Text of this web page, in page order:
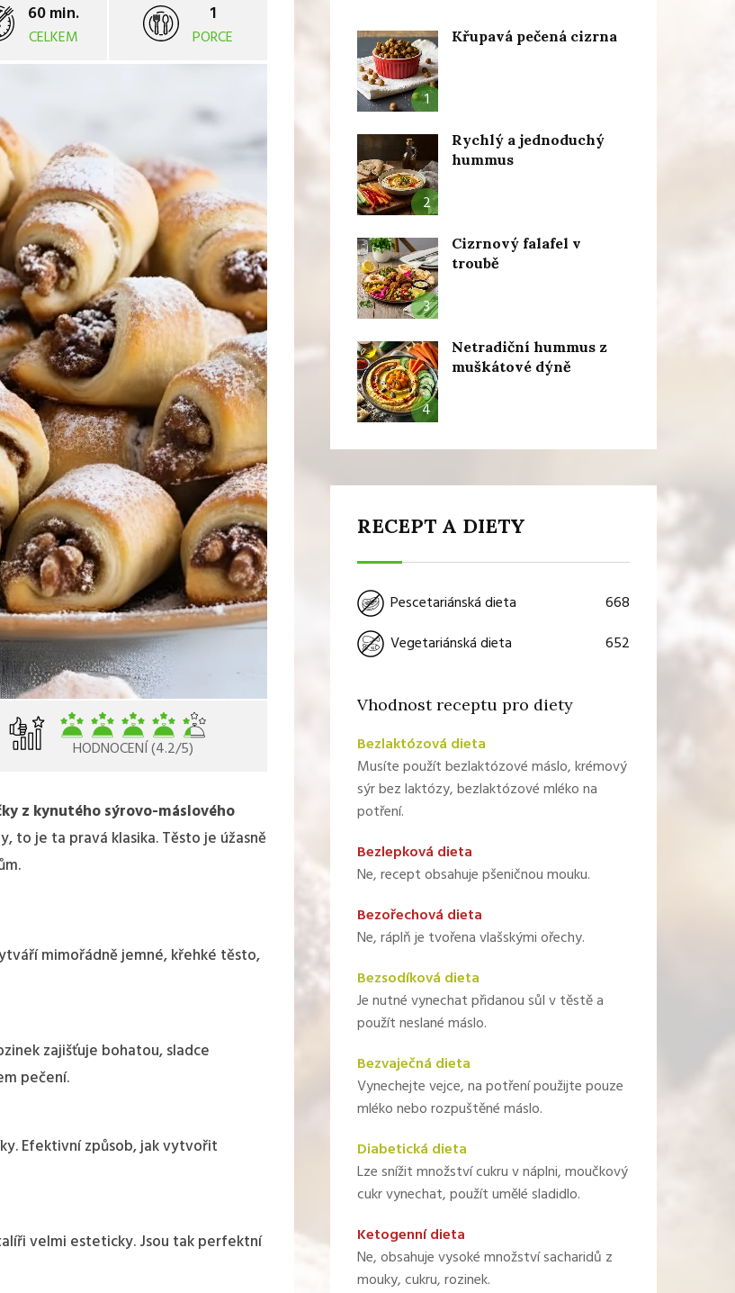
60 min.
CELKEM
1
PORCE
HODNOCENÍ (4.2/5)
z kynutého sýrovo-máslového
to je ta pravá klasika. Těsto je úžasně
mimořádně jemné, křehké těsto,
zajišťuje bohatou, sladce
pečení.
Efektivní způsob, jak vytvořit
velmi esteticky. Jsou tak perfektní
1
Křupavá pečená cizrna
2
Rychlý a jednoduchý
hummus
3
Cizrnový falafel v
troubě
4
Netradiční hummus z
muškátové dýně
RECEPT A DIETY
Pescetariánská dieta
668
Vegetariánská dieta
652
Vhodnost receptu pro diety
Bezlaktózová dieta
Musíte použít bezlaktózové máslo, krémový
sýr bez laktózy, bezlaktózové mléko na
potření.
Bezlepková dieta
Ne, recept obsahuje pšeničnou mouku.
Bezořechová dieta
Ne, ráplň je tvořena vlašskými ořechy.
Bezsodíková dieta
Je nutné vynechat přidanou sůl v těstě a
použít neslané máslo.
Bezvaječná dieta
Vynechejte vejce, na potření použijte pouze
mléko nebo rozpuštěné máslo.
Diabetická dieta
Lze snížit množství cukru v náplni, moučkový
cukr vynechat, použít umělé sladidlo.
Ketogenní dieta
Ne, obsahuje vysoké množství sacharidů z
mouky, cukru, rozinek.